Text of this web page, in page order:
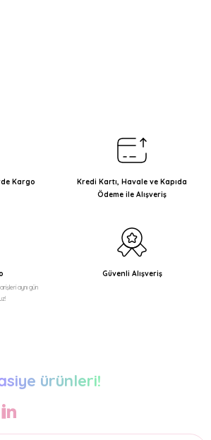
Kargo
Kredi Kartı, Havale ve Kapıda
Ödeme ile Alışveriş
aynı gün
Güvenli Alışveriş
ürünleri!